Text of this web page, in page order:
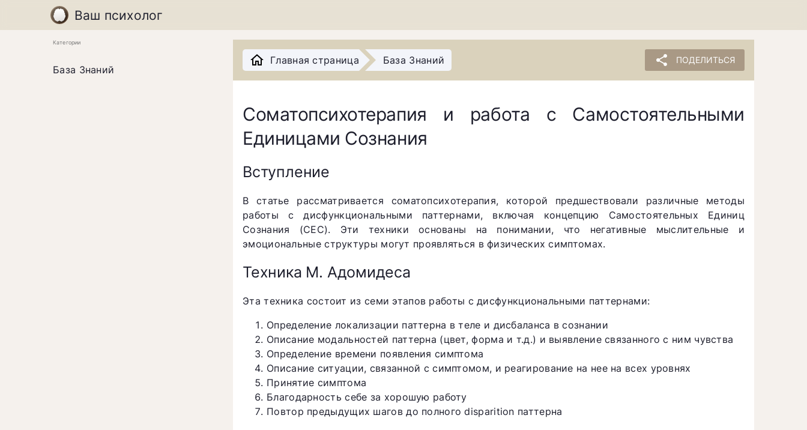
Ваш психолог
Категории
База Знаний
Главная страница База Знаний share ПОДЕЛИТЬСЯ
Соматопсихотерапия и работа с Самостоятельными
Единицами Сознания
Вступление
В статье рассматривается соматопсихотерапия, которой предшествовали различные методы
работы с дисфункциональными паттернами, включая концепцию Самостоятельных Единиц
Сознания (СЕС). Эти техники основаны на понимании, что негативные мыслительные и
эмоциональные структуры могут проявляться в физических симптомах.
Техника М. Адомидеса
Эта техника состоит из семи этапов работы с дисфункциональными паттернами:
Определение локализации паттерна в теле и дисбаланса в сознании
Описание модальностей паттерна (цвет, форма и т.д.) и выявление связанного с ним чувства
Определение времени появления симптома
Описание ситуации, связанной с симптомом, и реагирование на нее на всех уровнях
Принятие симптома
Благодарность себе за хорошую работу
Повтор предыдущих шагов до полного disparition паттерна